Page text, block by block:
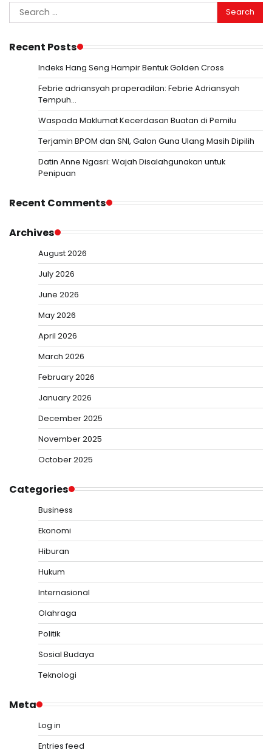
Search
for:
Recent Posts
Indeks Hang Seng Hampir Bentuk Golden Cross
Febrie adriansyah praperadilan: Febrie Adriansyah
Tempuh…
Waspada Maklumat Kecerdasan Buatan di Pemilu
Terjamin BPOM dan SNI, Galon Guna Ulang Masih Dipilih
Datin Anne Ngasri: Wajah Disalahgunakan untuk
Penipuan
Recent Comments
Archives
August 2026
July 2026
June 2026
May 2026
April 2026
March 2026
February 2026
January 2026
December 2025
November 2025
October 2025
Categories
Business
Ekonomi
Hiburan
Hukum
Internasional
Olahraga
Politik
Sosial Budaya
Teknologi
Meta
Log in
Entries feed